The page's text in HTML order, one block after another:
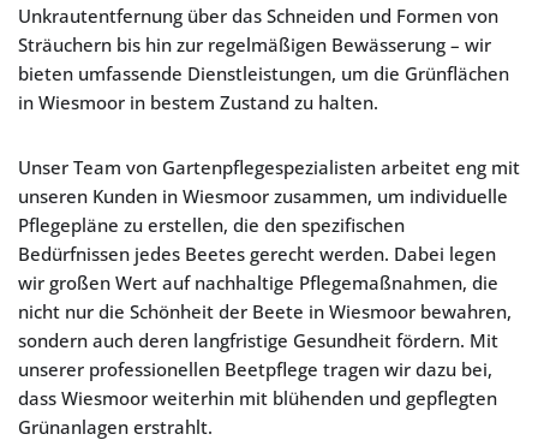
Unkrautentfernung über das Schneiden und Formen von
Sträuchern bis hin zur regelmäßigen Bewässerung – wir
bieten umfassende Dienstleistungen, um die Grünflächen
in Wiesmoor in bestem Zustand zu halten.
Unser Team von Gartenpflegespezialisten arbeitet eng mit
unseren Kunden in Wiesmoor zusammen, um individuelle
Pflegepläne zu erstellen, die den spezifischen
Bedürfnissen jedes Beetes gerecht werden. Dabei legen
wir großen Wert auf nachhaltige Pflegemaßnahmen, die
nicht nur die Schönheit der Beete in Wiesmoor bewahren,
sondern auch deren langfristige Gesundheit fördern. Mit
unserer professionellen Beetpflege tragen wir dazu bei,
dass Wiesmoor weiterhin mit blühenden und gepflegten
Grünanlagen erstrahlt.